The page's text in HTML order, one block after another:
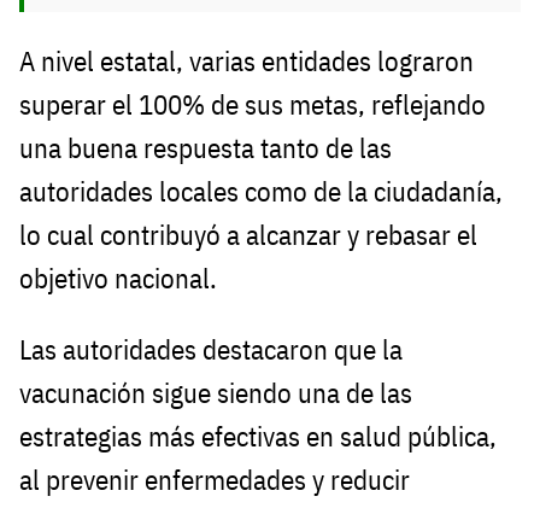
A nivel estatal, varias entidades lograron
superar el 100% de sus metas, reflejando
una buena respuesta tanto de las
autoridades locales como de la ciudadanía,
lo cual contribuyó a alcanzar y rebasar el
objetivo nacional.
Las autoridades destacaron que la
vacunación sigue siendo una de las
estrategias más efectivas en salud pública,
al prevenir enfermedades y reducir